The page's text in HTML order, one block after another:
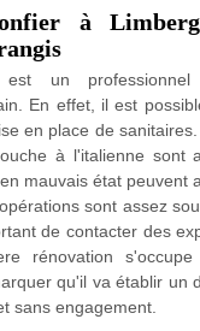
à
est un
En effet, il est
en place de
à l'italienne sont
mauvais état peuvent
sont assez
de contacter des
rénovation s'occupe
qu'il va établir un
sans engagement.